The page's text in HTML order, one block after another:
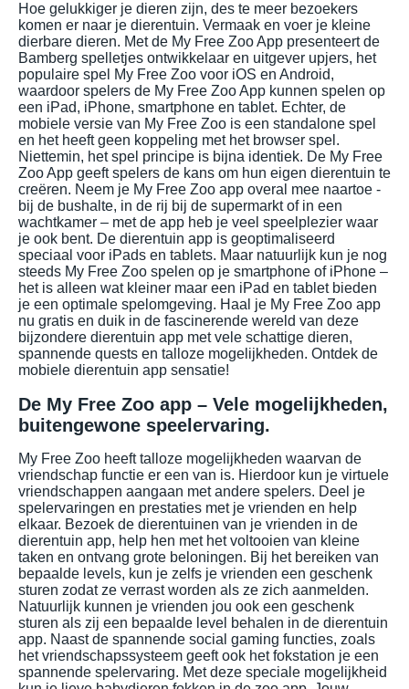
Hoe gelukkiger je dieren zijn, des te meer bezoekers
komen er naar je dierentuin. Vermaak en voer je kleine
dierbare dieren. Met de My Free Zoo App presenteert de
Bamberg spelletjes ontwikkelaar en uitgever upjers, het
populaire spel My Free Zoo voor iOS en Android,
waardoor spelers de My Free Zoo App kunnen spelen op
een iPad, iPhone, smartphone en tablet. Echter, de
mobiele versie van My Free Zoo is een standalone spel
en het heeft geen koppeling met het browser spel.
Niettemin, het spel principe is bijna identiek. De My Free
Zoo App geeft spelers de kans om hun eigen dierentuin te
creëren. Neem je My Free Zoo app overal mee naartoe -
bij de bushalte, in de rij bij de supermarkt of in een
wachtkamer – met de app heb je veel speelplezier waar
je ook bent. De dierentuin app is geoptimaliseerd
speciaal voor iPads en tablets. Maar natuurlijk kun je nog
steeds My Free Zoo spelen op je smartphone of iPhone –
het is alleen wat kleiner maar een iPad en tablet bieden
je een optimale spelomgeving. Haal je My Free Zoo app
nu gratis en duik in de fascinerende wereld van deze
bijzondere dierentuin app met vele schattige dieren,
spannende quests en talloze mogelijkheden. Ontdek de
mobiele dierentuin app sensatie!
De My Free Zoo app – Vele mogelijkheden,
buitengewone speelervaring.
My Free Zoo heeft talloze mogelijkheden waarvan de
vriendschap functie er een van is. Hierdoor kun je virtuele
vriendschappen aangaan met andere spelers. Deel je
spelervaringen en prestaties met je vrienden en help
elkaar. Bezoek de dierentuinen van je vrienden in de
dierentuin app, help hen met het voltooien van kleine
taken en ontvang grote beloningen. Bij het bereiken van
bepaalde levels, kun je zelfs je vrienden een geschenk
sturen zodat ze verrast worden als ze zich aanmelden.
Natuurlijk kunnen je vrienden jou ook een geschenk
sturen als zij een bepaalde level behalen in de dierentuin
app. Naast de spannende social gaming functies, zoals
het vriendschapssysteem geeft ook het fokstation je een
spannende spelervaring. Met deze speciale mogelijkheid